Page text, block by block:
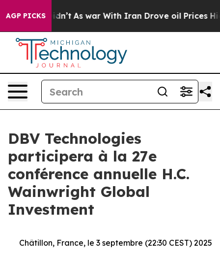
AGP PICKS
it Didn’t As war With Iran Drove oil Prices
DBV Technologies
participera à la 27e
conférence annuelle H.C.
Wainwright Global
Investment
Châtillon, France, le 3 septembre (22:30 CEST) 2025